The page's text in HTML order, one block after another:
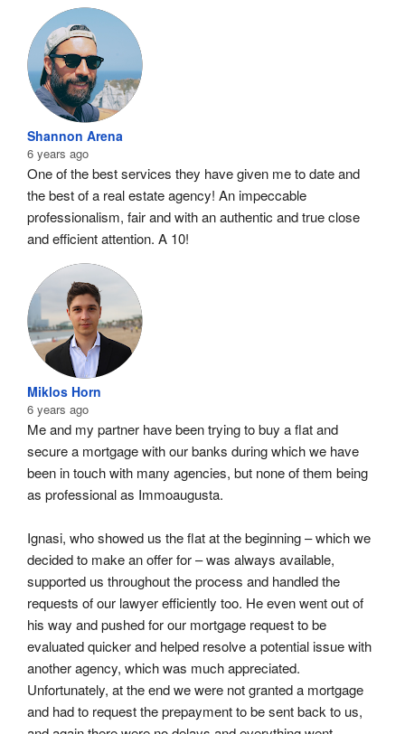
Shannon Arena
6 years ago
One of the best services they have given me to date and
the best of a real estate agency! An impeccable
professionalism, fair and with an authentic and true close
and efficient attention. A 10!
Miklos Horn
6 years ago
Me and my partner have been trying to buy a flat and
secure a mortgage with our banks during which we have
been in touch with many agencies, but none of them being
as professional as Immoaugusta.
Ignasi, who showed us the flat at the beginning – which we
decided to make an offer for – was always available,
supported us throughout the process and handled the
requests of our lawyer efficiently too. He even went out of
his way and pushed for our mortgage request to be
evaluated quicker and helped resolve a potential issue with
another agency, which was much appreciated.
Unfortunately, at the end we were not granted a mortgage
and had to request the prepayment to be sent back to us,